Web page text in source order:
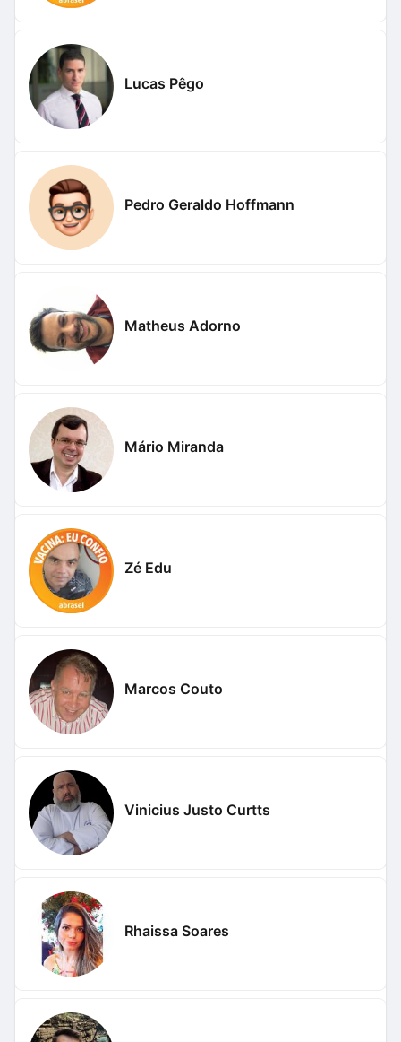
Lucas Pêgo
Pedro Geraldo Hoffmann
Matheus Adorno
Mário Miranda
Zé Edu
Marcos Couto
Vinicius Justo Curtts
Rhaissa Soares